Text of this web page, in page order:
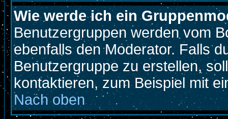
Wie werde ich ein
Benutzergruppen werden vom
ebenfalls den Moderator. Falls
Benutzergruppe zu erstellen,
kontaktieren, zum Beispiel mit
Nach oben